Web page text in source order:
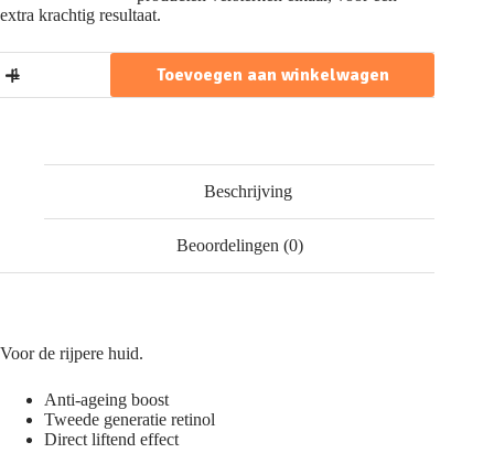
extra krachtig resultaat.
serum
40ml
Toevoegen aan winkelwagen
Beschrijving
Beoordelingen (0)
Voor de rijpere huid.
Anti-ageing boost
Tweede generatie retinol
Direct liftend effect